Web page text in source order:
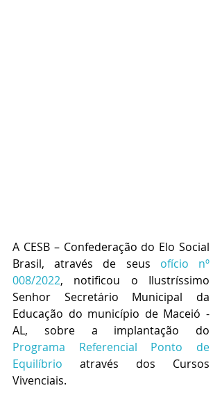
A CESB – Confederação do Elo Social
Brasil, através de seus ofício nº
008/2022, notificou o Ilustríssimo
Senhor Secretário Municipal da
Educação do município de Maceió -
Programa Referencial Ponto de
Equilíbrio através dos Cursos
Vivenciais.